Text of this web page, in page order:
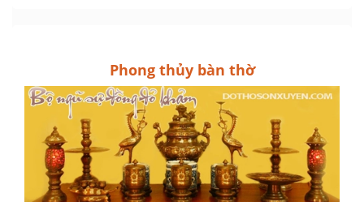
Phong thủy bàn thờ